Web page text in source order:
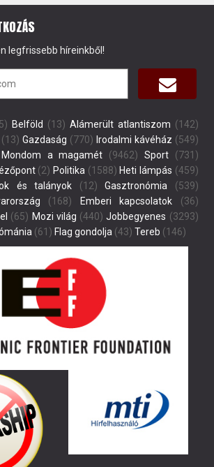
legfrissebb híreinkből!
Belföld (13) Alámerült atlantiszom (142)
(13) Gazdaság (770) Irodalmi kávéház (549)
Mondom a magamét (9462) Sport(731)
(2) Politika (1588) Heti lámpás (459)
és talányok (12) Gasztronómia (539)
(168) Emberi kapcsolatok (36)
(65) Mozi világ (440) Jobbegyenes (3293)
(61) Flag gondolja (43) Tereb (146)